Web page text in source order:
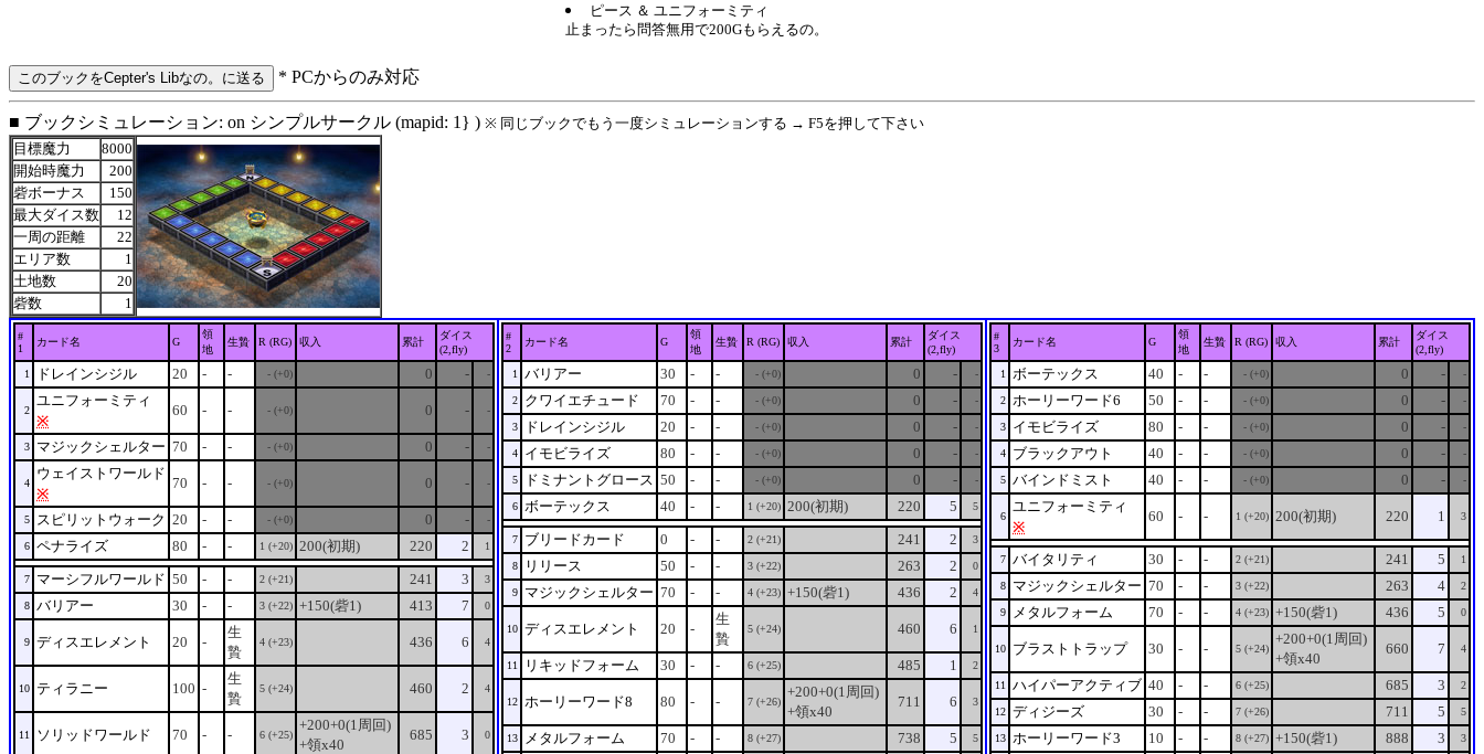
ピース ＆ ユニフォーミティ
止まったら問答無用で200Gもらえるの。
* PCからのみ対応
■ ブックシミュレーション: on シンプルサークル (mapid: 1} ) ※ 同じブックでもう一度シミュレーションする → F5を押して下さい
目標魔力
8000
開始時魔力
200
砦ボーナス
150
最大ダイス数
12
一周の距離
22
エリア数
1
土地数
20
砦数
1
#
1
カード名 G
領
地
生贄 R (RG) 収入 累計
ダイス
(2,fly)
1
ドレインシジル 20 - - - (+0) 0 - -
2
ユニフォーミティ
※
60 - - - (+0) 0 - -
3 マジックシェルター 70 - - - (+0) 0 - -
4
ウェイストワールド
※
70 - - - (+0) 0 - -
5 スピリットウォーク 20 - - - (+0) 0 - -
6 ペナライズ 80 - - 1 (+20) 200(初期) 220 2 1
7 マーシフルワールド 50 - - 2 (+21) 241 3 3
8 バリアー 30 - - 3 (+22) +150(砦1) 413 7 0
9 ディスエレメント 20 -
生
贄
4 (+23) 436 6 4
10 ティラニー 100 -
生
贄
5 (+24) 460 2 4
11 ソリッドワールド 70 - - 6 (+25)
+200+0(1周回)
+領x40
685 3 0
#
2
カード名 G
領
地
生贄 R (RG) 収入 累計
ダイス
(2,fly)
1
バリアー 30 - - - (+0) 0 - -
2 クワイエチュード 70 - - - (+0) 0 - -
3 ドレインシジル 20 - - - (+0) 0 - -
4 イモビライズ 80 - - - (+0) 0 - -
5 ドミナントグロース 50 - - - (+0) 0 - -
6 ボーテックス 40 - - 1 (+20) 200(初期) 220 5 5
7 ブリードカード 0 - - 2 (+21) 241 2 3
8 リリース 50 - - 3 (+22) 263 2 0
9 マジックシェルター 70 - - 4 (+23) +150(砦1) 436 2 4
10 ディスエレメント 20 -
生
贄
5 (+24) 460 6 1
11 リキッドフォーム 30 - - 6 (+25) 485 1 2
12 ホーリーワード8 80 - - 7 (+26)
+200+0(1周回)
+領x40
711 6 3
13 メタルフォーム 70 - - 8 (+27) 738 5 5
#
3
カード名 G
領
地
生贄 R (RG) 収入 累計
ダイス
(2,fly)
1
ボーテックス 40 - - - (+0) 0 - -
2 ホーリーワード6 50 - - - (+0) 0 - -
3 イモビライズ 80 - - - (+0) 0 - -
4 ブラックアウト 40 - - - (+0) 0 - -
5 バインドミスト 40 - - - (+0) 0 - -
6
ユニフォーミティ
※
60 - - 1 (+20) 200(初期) 220 1 3
7 バイタリティ 30 - - 2 (+21) 241 5 1
8 マジックシェルター 70 - - 3 (+22) 263 4 2
9 メタルフォーム 70 - - 4 (+23) +150(砦1) 436 5 0
10 ブラストトラップ 30 - - 5 (+24)
+200+0(1周回)
+領x40
660 7 4
11 ハイパーアクティブ 40 - - 6 (+25) 685 3 2
12 ディジーズ 30 - - 7 (+26) 711 5 5
13 ホーリーワード3 10 - - 8 (+27) +150(砦1) 888 3 3